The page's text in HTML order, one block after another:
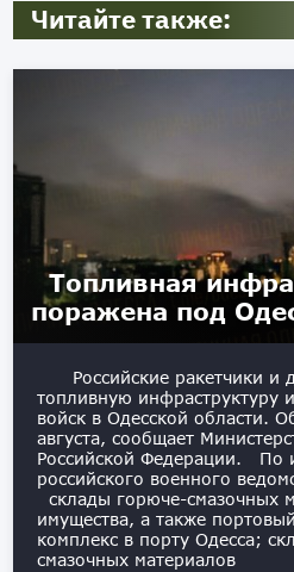
Читайте также:
Топливная
поражена под
Российские ракетчики и
топливную инфраструктуру
войск в Одесской области.
августа, сообщает
Российской Федерации. По
российского военного
склады горюче-смазочных
имущества, а также
комплекс в порту Одесса;
смазочных материалов